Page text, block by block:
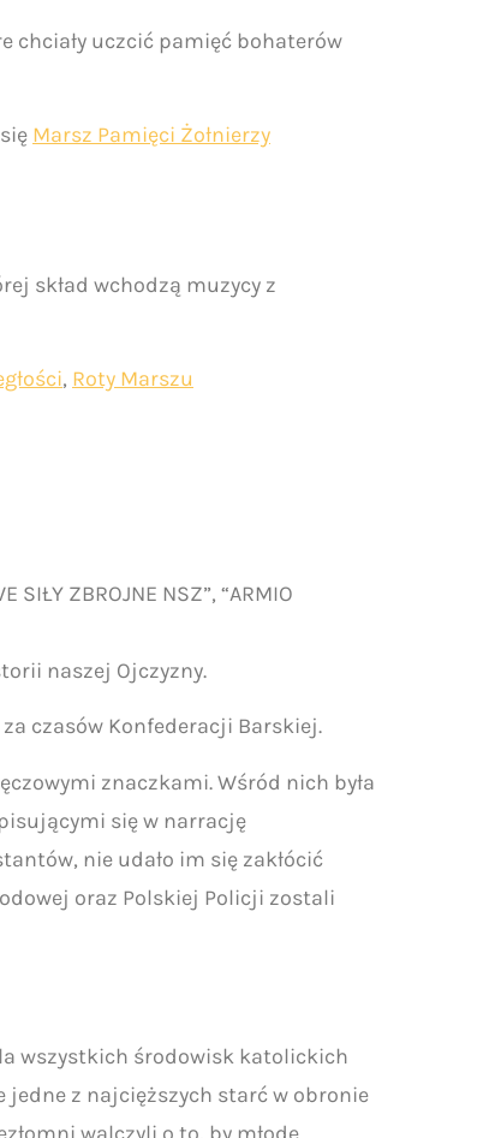
chciały uczcić pamięć bohaterów
Marsz Pamięci Żołnierzy
skład wchodzą muzycy z
, Roty Marszu
ZBROJNE NSZ”, “ARMIO
naszej Ojczyzny.
czasów Konfederacji Barskiej.
znaczkami. Wśród nich była
się w narrację
nie udało im się zakłócić
oraz Polskiej Policji zostali
wszystkich środowisk katolickich
z najcięższych starć w obronie